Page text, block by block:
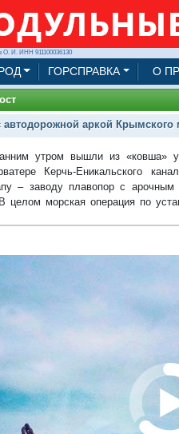
И. ИНН 911100036130
ГОРСПРАВКА О
аркой
утром вышли из «ковша» у
Керчь-Еникальского
– заводу плавопор с
целом морская операция по